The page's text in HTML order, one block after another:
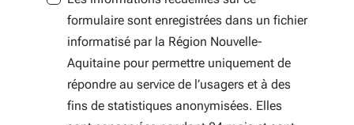
formulaire sont enregistrées dans un fichier
informatisé par la Région Nouvelle-
Aquitaine pour permettre uniquement de
répondre au service de l’usagers et à des
fins de statistiques anonymisées. Elles